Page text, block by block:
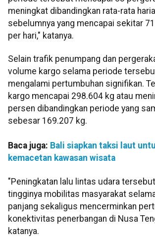
meningkat dibandingkan rata-rata
sebelumnya yang mencapai sekitar
per hari," katanya.
Selain trafik penumpang dan
volume kargo selama periode
mengalami pertumbuhan signifikan.
kargo mencapai 298.604 kg atau
persen dibandingkan periode yang
sebesar 169.207 kg.
Baca juga: Bali siapkan taksi laut
kemacetan kawasan wisata
"Peningkatan lalu lintas udara
tingginya mobilitas masyarakat
panjang sekaligus mencerminkan
konektivitas penerbangan di Nusa
katanya.